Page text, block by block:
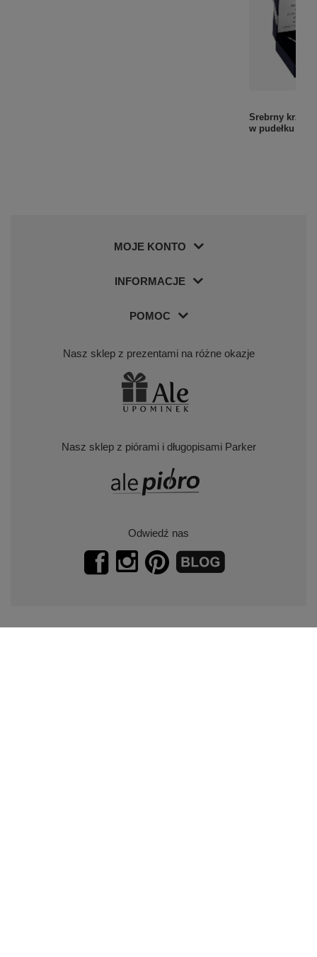
Srebrny
w pudełku
MOJE KONTO
INFORMACJE
POMOC
Nasz sklep z prezentami na różne okazje
Nasz sklep z piórami i długopisami Parker
Odwiedź nas